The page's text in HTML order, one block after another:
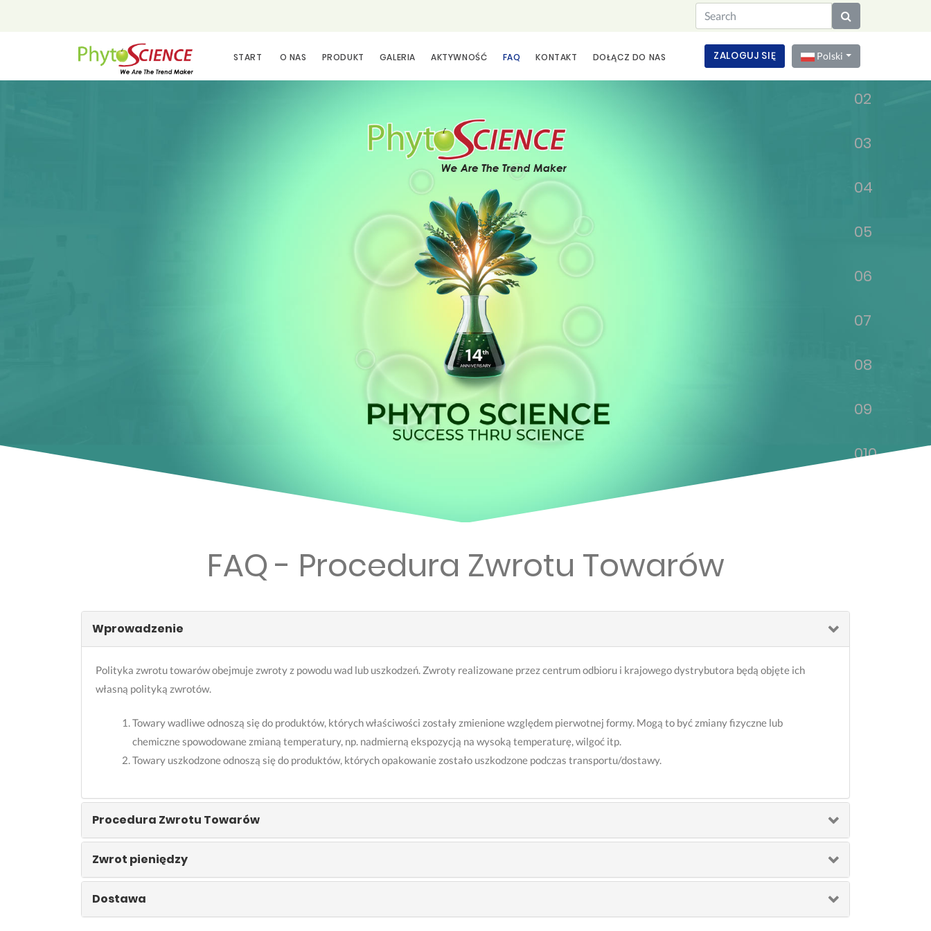
START O NAS PRODUKT GALERIA AKTYWNOŚĆ FAQ KONTAKT DOŁĄCZ DO NAS ZALOGUJ SIĘ Polski
01
02
03
04
05
06
07
08
09
010
FAQ - Procedura Zwrotu Towarów
Wprowadzenie
Polityka zwrotu towarów obejmuje zwroty z powodu wad lub uszkodzeń. Zwroty realizowane przez centrum odbioru i krajowego dystrybutora będą objęte ich
własną polityką zwrotów.
Towary wadliwe odnoszą się do produktów, których właściwości zostały zmienione względem pierwotnej formy. Mogą to być zmiany fizyczne lub
chemiczne spowodowane zmianą temperatury, np. nadmierną ekspozycją na wysoką temperaturę, wilgoć itp.
Towary uszkodzone odnoszą się do produktów, których opakowanie zostało uszkodzone podczas transportu/dostawy.
Procedura Zwrotu Towarów
Zwrot pieniędzy
Dostawa